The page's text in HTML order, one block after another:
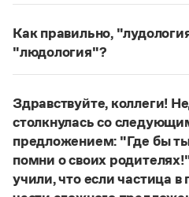
Справочники
Правила русской орфографии и
Русский язык. Краткий
для школьников
Письмовник
Справочник по пунктуации
Словарь-справочник трудностей
Управление в русском
Словарь методических
Правила русской
Как правильно,
"людология"?
В научных текстах
понятий, представлен в
илюдология (от лат. ludus
О «правильном» варианте
если оно кодифицировано
словарях русского языка.
Здравствуйте, коллеги!
столкнулась со
предложением: "Где бы
помни о своих
учили, что если частица в